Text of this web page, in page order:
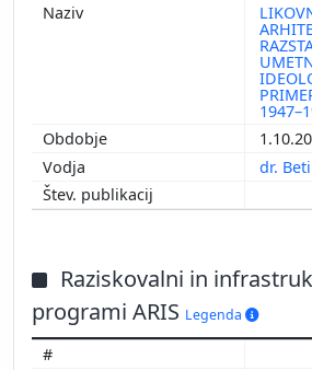
dr.
Raziskovalni in
programi ARIS Legenda